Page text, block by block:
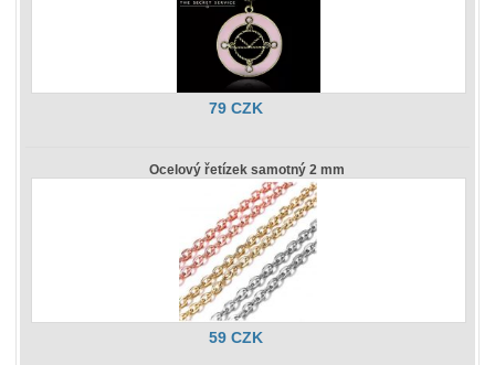
79 CZK
Ocelový řetízek samotný 2 mm
59 CZK